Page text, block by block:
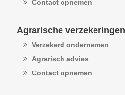
Contact opnemen
Agrarische verzekeringen
Verzekerd ondernemen
Agrarisch advies
Contact opnemen